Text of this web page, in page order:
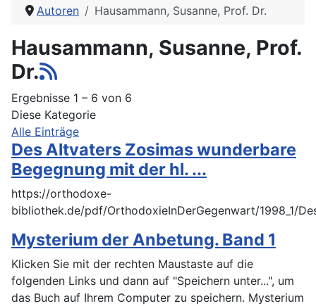
Autoren Hausammann, Susanne, Prof. Dr.
Hausammann, Susanne, Prof.
Dr.
Ergebnisse 1 – 6 von 6
Diese Kategorie
Alle Einträge
Des Altvaters Zosimas wunderbare
Begegnung mit der hl. ...
https://orthodoxe-
bibliothek.de/pdf/OrthodoxieInDerGegenwart/1998_1/
Mysterium der Anbetung. Band 1
Klicken Sie mit der rechten Maustaste auf die
folgenden Links und dann auf "Speichern unter...", um
das Buch auf Ihrem Computer zu speichern. Mysterium